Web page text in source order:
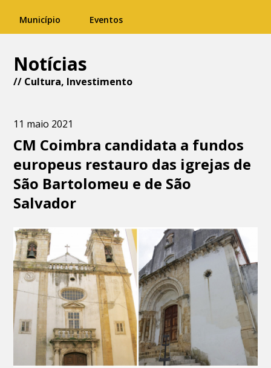
Município Eventos
Notícias
// Cultura, Investimento
11 maio 2021
CM Coimbra candidata a fundos
europeus restauro das igrejas de
São Bartolomeu e de São
Salvador